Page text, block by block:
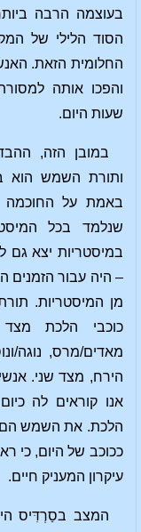
בעוצמה הרבה
הסוד הלילי של
החלומית הזאת.
והפכו אותה
שעות היום.
במובן הזה,
ותורת השמש הוא
באמת על החוכמה
שנלמד בכל
במיסטריות יצא גם
– היה עבור הזמנים
מן המיסטריות.
כוכבי הלכת מצד
מאדים/מרס, נוגה/
הירח, מצד שני.
אנו קוראים לה
הלכת. את השמש הם
ככוכב של היום, כי
עיקרון המעניק חיים.
המצב בסַרְדִּיס